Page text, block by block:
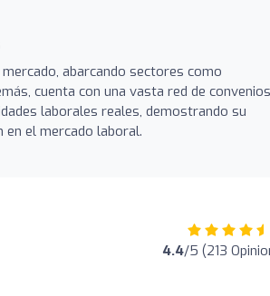
abarcando sectores como
cuenta con una vasta red de convenios
laborales reales, demostrando su
el mercado laboral.
4.4/5 (213